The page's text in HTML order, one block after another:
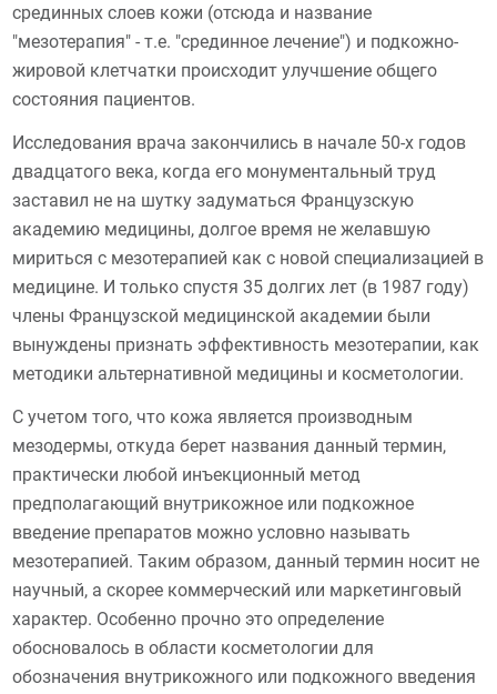
срединных слоев кожи (отсюда и название
"мезотерапия" - т.е. "срединное лечение") и подкожно-
жировой клетчатки происходит улучшение общего
состояния пациентов.
Исследования врача закончились в начале 50-х годов
двадцатого века, когда его монументальный труд
заставил не на шутку задуматься Французскую
академию медицины, долгое время не желавшую
мириться с мезотерапией как с новой специализацией в
медицине. И только спустя 35 долгих лет (в 1987 году)
члены Французской медицинской академии были
вынуждены признать эффективность мезотерапии, как
методики альтернативной медицины и косметологии.
С учетом того, что кожа является производным
мезодермы, откуда берет названия данный термин,
практически любой инъекционный метод
предполагающий внутрикожное или подкожное
введение препаратов можно условно называть
мезотерапией. Таким образом, данный термин носит не
научный, а скорее коммерческий или маркетинговый
характер. Особенно прочно это определение
обосновалось в области косметологии для
обозначения внутрикожного или подкожного введения